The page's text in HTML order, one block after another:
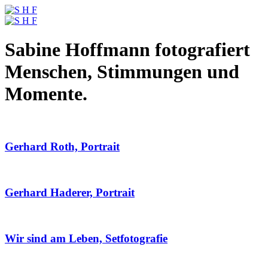
Sabine Hoffmann fotografiert
Menschen, Stimmungen und
Momente.
Gerhard Roth, Portrait
Gerhard Haderer, Portrait
Wir sind am Leben, Setfotografie